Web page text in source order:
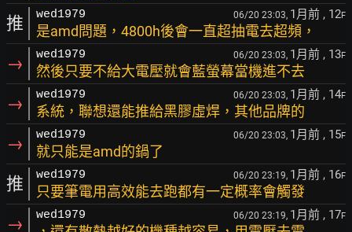
推 wed1979 06/20 23:03, 1月前 , 12F
是amd問題，4800h後會一直超抽電去超頻，
→ wed1979 06/20 23:03, 1月前 , 13F
然後只要不給大電壓就會藍螢幕當機進不去
→ wed1979 06/20 23:03, 1月前 , 14F
系統，聯想還能推給黑膠虛焊，其他品牌的
→ wed1979 06/20 23:03, 1月前 , 15F
就只能是amd的鍋了
推 wed1979 06/20 23:19, 1月前 , 16F
只要筆電用高效能去跑都有一定概率會觸發
→ wed1979 06/20 23:19, 1月前 , 17F